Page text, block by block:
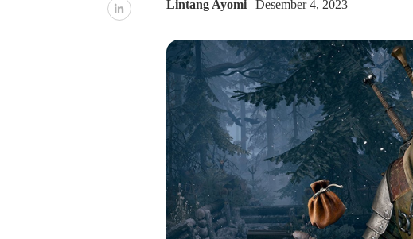
Lintang Ayomi | Desember 4, 2023